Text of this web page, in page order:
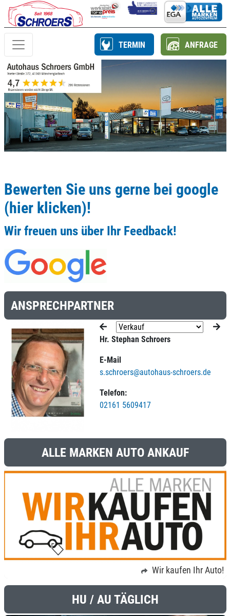
TERMIN ANFRAGE
Bewerten Sie uns gerne bei google
(hier klicken)!
Wir freuen uns über Ihr Feedback!
ANSPRECHPARTNER
Hr. Stephan Schroers
E-Mail
s.schroers@autohaus-schroers.de
Telefon:
02161 5609417
ALLE MARKEN AUTO ANKAUF
Wir kaufen Ihr Auto!
HU / AU TÄGLICH